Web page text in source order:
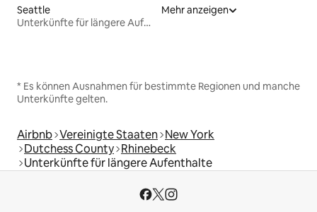
Seattle
Unterkünfte für längere Aufenthalte
Mehr anzeigen
* Es können Ausnahmen für bestimmte Regionen und manche
Unterkünfte gelten.
Airbnb Vereinigte Staaten New York
Dutchess County Rhinebeck
Unterkünfte für längere Aufenthalte